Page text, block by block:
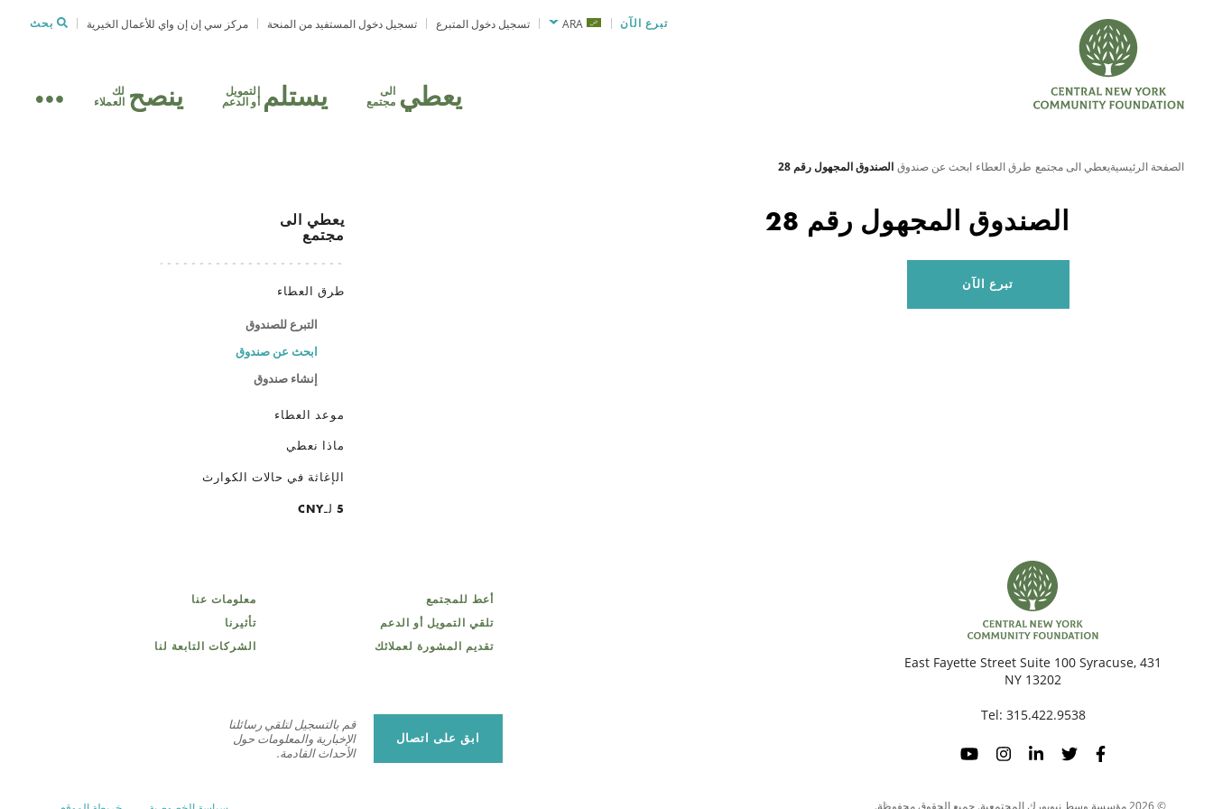
تبرع الآن ARA تسجيل دخول المتبرع تسجيل دخول المستفيد من المنحة مركز سي إن إن واي للأعمال الخيرية بحث
يعطي الى
مجتمع يستلم التمويل
أو الدعم ينصح لك
العملاء
الصفحة الرئيسيةيعطي الى مجتمع طرق العطاء ابحث عن صندوق الصندوق المجهول رقم 28
الصندوق المجهول رقم 28
تبرع الآن
يعطي الى
مجتمع
طرق العطاء
التبرع للصندوق
ابحث عن صندوق
إنشاء صندوق
موعد العطاء
ماذا نعطي
الإغاثة في حالات الكوارث
5 لـCNY
431 East Fayette Street Suite 100 Syracuse,
NY 13202
Tel: 315.422.9538
أعط للمجتمع
تلقي التمويل أو الدعم
تقديم المشورة لعملائك
معلومات عنا
تأثيرنا
الشركات التابعة لنا
ابق على اتصال
قم بالتسجيل لتلقي رسائلنا
الإخبارية والمعلومات حول
الأحداث القادمة.
© 2026 مؤسسة وسط نيويورك المجتمعية. جميع الحقوق محفوظة.